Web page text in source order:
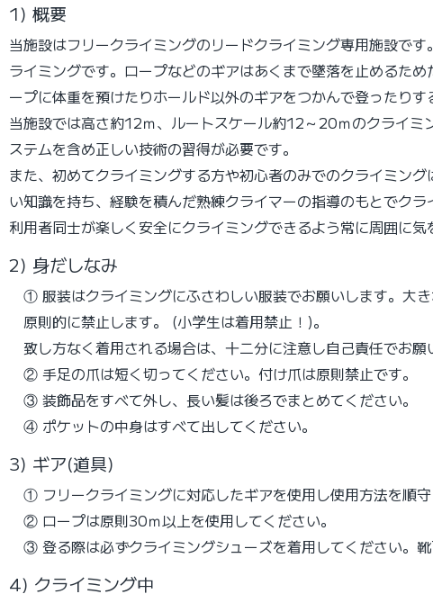
1) 概要
当施設はフリークライミングのリードクライミング専用施設で
ライミングです。ロープなどのギアはあくまで墜落を止めるた
ープに体重を預けたりホールド以外のギアをつかんで登ったりす
当施設では高さ約12ｍ、ルートスケール約12～20ｍのクライ
ステムを含め正しい技術の習得が必要です。
また、初めてクライミングする方や初心者のみでのクライミン
い知識を持ち、経験を積んだ熟練クライマーの指導のもとでク
利用者同士が楽しく安全にクライミングできるよう常に周囲に
2) 身だしなみ
① 服装はクライミングにふさわしい服装でお願いします。大
原則的に禁止します。 (小学生は着用禁止！)。
致し方なく着用される場合は、十二分に注意し自己責任でお願
② 手足の爪は短く切ってください。付け爪は原則禁止です。
③ 装飾品をすべて外し、長い髪は後ろでまとめてください。
④ ポケットの中身はすべて出してください。
3) ギア(道具)
① フリークライミングに対応したギアを使用し使用方法を順守
② ロープは原則30ｍ以上を使用してください。
③ 登る際は必ずクライミングシューズを着用してください。靴
4) クライミング中